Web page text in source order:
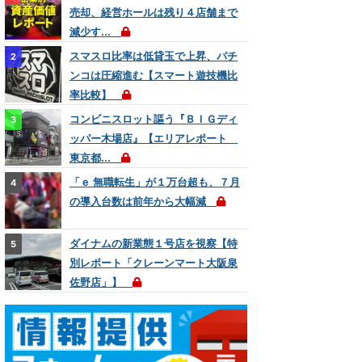
売却、経営ホールは残り４店舗まで
減少す...
スマスロ比率は低貸玉で上昇、パチ
ンコは圧縮進む【スマート遊技機比
率比較】
コンビニスロット謳う『ＢＩＧディ
ッパー木場店』【エリアレポート
東京都...
「ｅ 無職転生」が１万台超も、７月
の導入台数は前年から大幅減
ダイナムの新業態１号店を視察【特
別レポート「クレーンマート大阪泉
佐野店」】